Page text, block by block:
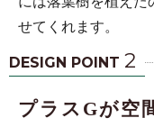
せてくれます。
DESIGN POINT 2
プラスGが空